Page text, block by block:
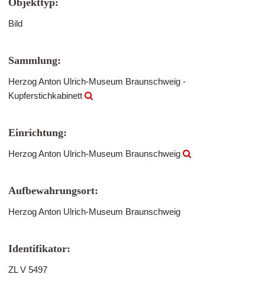
Objekttyp:
Bild
Sammlung:
Herzog Anton Ulrich-Museum Braunschweig -
Kupferstichkabinett
Einrichtung:
Herzog Anton Ulrich-Museum Braunschweig
Aufbewahrungsort:
Herzog Anton Ulrich-Museum Braunschweig
Identifikator:
ZL V 5497